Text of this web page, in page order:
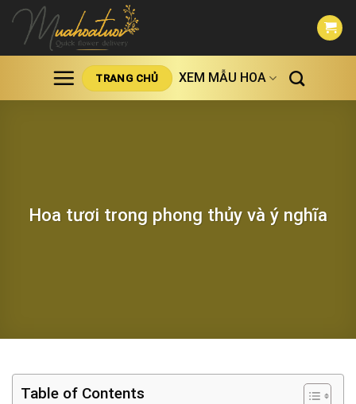
Skip
content
TRANG CHỦ XEM MẪU HOA
Hoa tươi trong phong thủy và ý nghĩa
Table of Contents